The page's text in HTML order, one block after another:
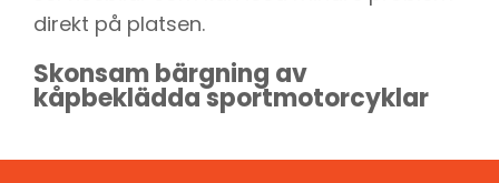
direkt på platsen.
Skonsam bärgning av
kåpbeklädda sportmotorcyklar